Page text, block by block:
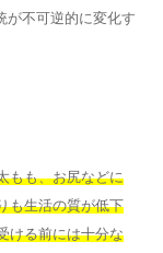
が不可逆的に変化す
もも、お尻などに
も生活の質が低下
ける前には十分な